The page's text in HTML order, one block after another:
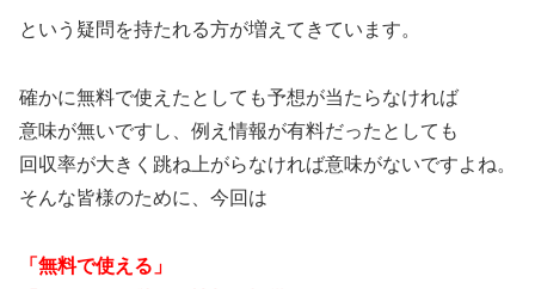
という疑問を持たれる方が増えてきています。
確かに無料で使えたとしても予想が当たらなければ
意味が無いですし、例え情報が有料だったとしても
回収率が大きく跳ね上がらなければ意味がないですよね。
そんな皆様のために、今回は
「無料で使える」